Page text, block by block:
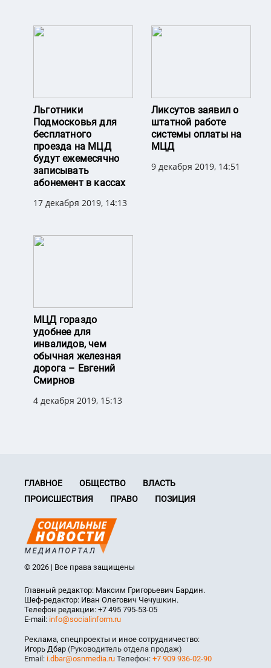
Льготники
Подмосковья для
бесплатного
проезда на МЦД
будут ежемесячно
записывать
абонемент в кассах
17 декабря 2019, 14:13
Ликсутов заявил о
штатной работе
системы оплаты на
МЦД
9 декабря 2019, 14:51
МЦД гораздо
удобнее для
инвалидов, чем
обычная железная
дорога – Евгений
Смирнов
4 декабря 2019, 15:13
ГЛАВНОЕ ОБЩЕСТВО
ВЛАСТЬ
ПРОИСШЕСТВИЯ
ПРАВО ПОЗИЦИЯ
© 2026 | Все права защищены
Главный редактор: Максим Григорьевич Бардин.
Шеф-редактор: Иван Олегович Чечушкин.
Телефон редакции: +7 495 795-53-05
E-mail: info@socialinform.ru
Реклама, спецпроекты и иное сотрудничество:
Игорь Дбар (Руководитель отдела продаж)
Email: i.dbar@osnmedia.ru Телефон: +7 909 936-02-90